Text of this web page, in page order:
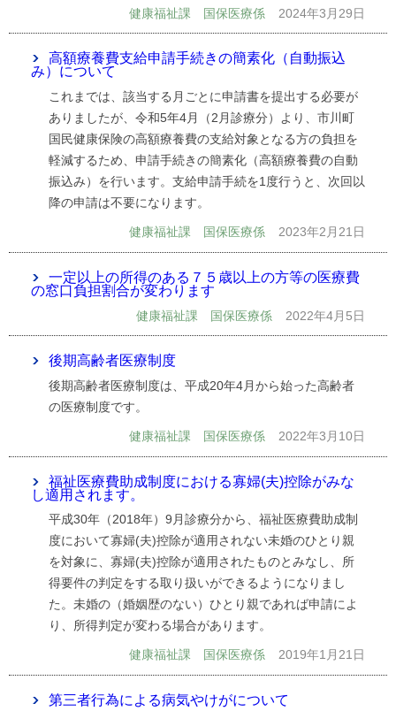
健康福祉課 国保医療係 2024年3月29日
高額療養費支給申請手続きの簡素化（自動振込
み）について
これまでは、該当する月ごとに申請書を提出する必要が
ありましたが、令和5年4月（2月診療分）より、市川町
国民健康保険の高額療養費の支給対象となる方の負担を
軽減するため、申請手続きの簡素化（高額療養費の自動
振込み）を行います。支給申請手続を1度行うと、次回以
降の申請は不要になります。
健康福祉課 国保医療係 2023年2月21日
一定以上の所得のある７５歳以上の方等の医療費
の窓口負担割合が変わります
健康福祉課 国保医療係 2022年4月5日
後期高齢者医療制度
後期高齢者医療制度は、平成20年4月から始った高齢者
の医療制度です。
健康福祉課 国保医療係 2022年3月10日
福祉医療費助成制度における寡婦(夫)控除がみな
し適用されます。
平成30年（2018年）9月診療分から、福祉医療費助成制
度において寡婦(夫)控除が適用されない未婚のひとり親
を対象に、寡婦(夫)控除が適用されたものとみなし、所
得要件の判定をする取り扱いができるようになりまし
た。未婚の（婚姻歴のない）ひとり親であれば申請によ
り、所得判定が変わる場合があります。
健康福祉課 国保医療係 2019年1月21日
第三者行為による病気やけがについて